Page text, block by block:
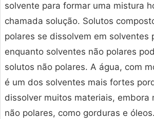
solvente para formar uma mistura
chamada solução. Solutos
polares se dissolvem em solventes
enquanto solventes não polares
solutos não polares. A água, com
é um dos solventes mais fortes
dissolver muitos materiais, embora
não polares, como gorduras e